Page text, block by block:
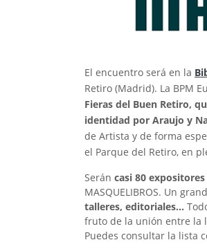
El encuentro será en la
Retiro (Madrid). La BPM
Fieras del Buen Retiro,
identidad por Araujo y
de Artista y de forma
el Parque del Retiro, en
Serán casi 80 expositores
MASQUELIBROS. Un
talleres, editoriales…
fruto de la unión entre la
Puedes consultar la lista